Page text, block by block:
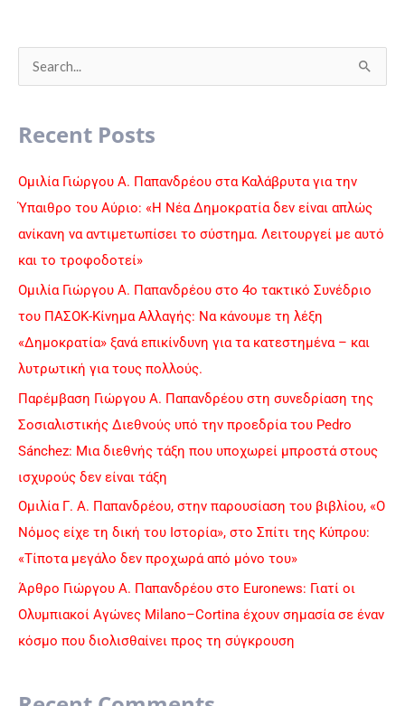
c
h
f
o
Recent Posts
Ομιλία Γιώργου Α. Παπανδρέου στα Καλάβρυτα για την
Ύπαιθρο του Αύριο: «Η Νέα Δημοκρατία δεν είναι απλώς
ανίκανη να αντιμετωπίσει το σύστημα. Λειτουργεί με αυτό
και το τροφοδοτεί»
Ομιλία Γιώργου Α. Παπανδρέου στο 4ο τακτικό Συνέδριο
του ΠΑΣΟΚ-Κίνημα Αλλαγής: Να κάνουμε τη λέξη
«Δημοκρατία» ξανά επικίνδυνη για τα κατεστημένα – και
λυτρωτική για τους πολλούς.
Παρέμβαση Γιώργου Α. Παπανδρέου στη συνεδρίαση της
Σοσιαλιστικής Διεθνούς υπό την προεδρία του Pedro
Sánchez: Μια διεθνής τάξη που υποχωρεί μπροστά στους
ισχυρούς δεν είναι τάξη
Ομιλία Γ. Α. Παπανδρέου, στην παρουσίαση του βιβλίου, «Ο
Νόμος είχε τη δική του Ιστορία», στο Σπίτι της Κύπρου:
«Τίποτα μεγάλο δεν προχωρά από μόνο του»
Άρθρο Γιώργου Α. Παπανδρέου στο Euronews: Γιατί οι
Ολυμπιακοί Αγώνες Milano–Cortina έχουν σημασία σε έναν
κόσμο που διολισθαίνει προς τη σύγκρουση